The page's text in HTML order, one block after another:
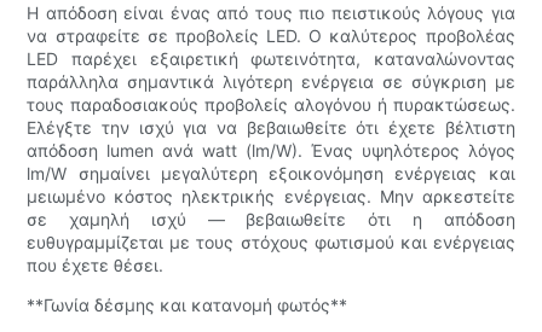
Η απόδοση είναι ένας από τους πιο πειστικούς λόγους για
να στραφείτε σε προβολείς LED. Ο καλύτερος προβολέας
LED παρέχει εξαιρετική φωτεινότητα, καταναλώνοντας
παράλληλα σημαντικά λιγότερη ενέργεια σε σύγκριση με
τους παραδοσιακούς προβολείς αλογόνου ή πυρακτώσεως.
Ελέγξτε την ισχύ για να βεβαιωθείτε ότι έχετε βέλτιστη
απόδοση lumen ανά watt (lm/W). Ένας υψηλότερος λόγος
lm/W σημαίνει μεγαλύτερη εξοικονόμηση ενέργειας και
μειωμένο κόστος ηλεκτρικής ενέργειας. Μην αρκεστείτε
σε χαμηλή ισχύ — βεβαιωθείτε ότι η απόδοση
ευθυγραμμίζεται με τους στόχους φωτισμού και ενέργειας
που έχετε θέσει.
**Γωνία δέσμης και κατανομή φωτός**